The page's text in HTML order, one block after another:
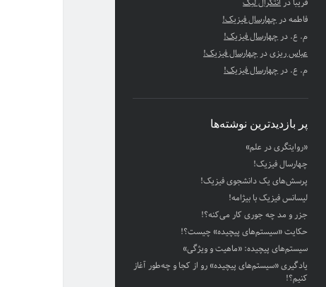
فاطمهدرچهارسال فیزیک!
م. ع.درچهارسال فیزیک!
عباس ریزیدرچهارسال فیزیک!
م. ع.درچهارسال فیزیک!
پر بازدیدترین نوشته‌ها
«روایتگری در علم»
چهارسال فیزیک!
پرسش‌های یک دانشجوی فیزیک!
لیسانس فیزیک با بیژامه!
جزر و مد چه جوری کار می‌کنه؟!
حکایت «سیستم‌های پیچیده» چیست؟!
سیستم‌های پیچیده: «ماهیت و ویژگی‌»
یادگیری «سیستم‌های پیچیده» رو از کجا و چه‌طور آغاز
کنیم؟!